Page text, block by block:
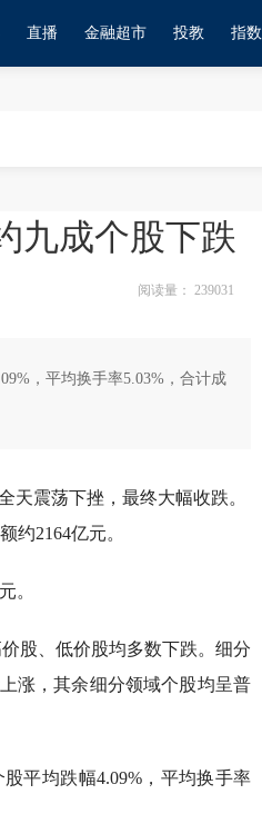
直播 金融超市 投教 指数
九成个股下跌
阅读量： 239031
，平均换手率5.03%，合计成
天震荡下挫，最终大幅收跌。
约2164亿元。
。
股、低价股均多数下跌。细分
涨，其余细分领域个股均呈普
股平均跌幅4.09%，平均换手率